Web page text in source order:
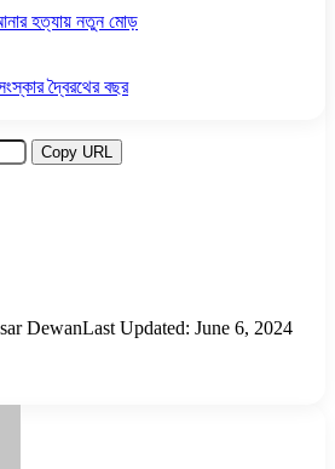
হত্যায় নতুন মোড়
দ্বৈরথের বছর
Copy URL
DewanLast Updated: June 6, 2024